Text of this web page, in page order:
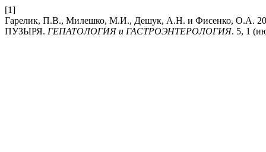
[1]
Гарелик, П.В., Милешко, М.И., Дешук, А.Н. и Фисенко,
ПУЗЫРЯ. ГЕПАТОЛОГИЯ и ГАСТРОЭНТЕРОЛОГИЯ. 5, 1